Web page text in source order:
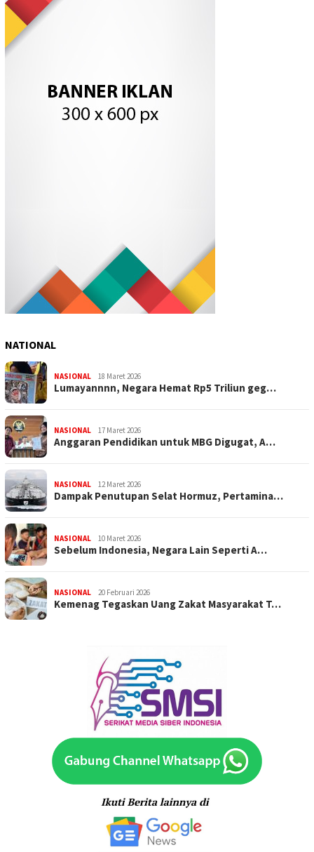
NATIONAL
NASIONAL 18 Maret 2026
Lumayannnn, Negara Hemat Rp5 Triliun geg…
NASIONAL 17 Maret 2026
Anggaran Pendidikan untuk MBG Digugat, A…
NASIONAL 12 Maret 2026
Dampak Penutupan Selat Hormuz, Pertamina…
NASIONAL 10 Maret 2026
Sebelum Indonesia, Negara Lain Seperti A…
NASIONAL 20 Februari 2026
Kemenag Tegaskan Uang Zakat Masyarakat T…